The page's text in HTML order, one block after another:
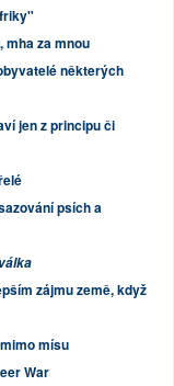
mha za mnou
některých
jen z principu či
psích a
zájmu země, když
mísu
War